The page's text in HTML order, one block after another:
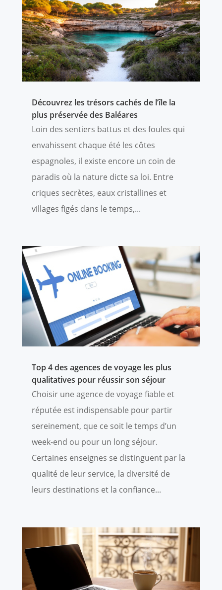
Découvrez les trésors cachés de l’île la
plus préservée des Baléares
Loin des sentiers battus et des foules qui
envahissent chaque été les côtes
espagnoles, il existe encore un coin de
paradis où la nature dicte sa loi. Entre
criques secrètes, eaux cristallines et
villages figés dans le temps,...
Top 4 des agences de voyage les plus
qualitatives pour réussir son séjour
Choisir une agence de voyage fiable et
réputée est indispensable pour partir
sereinement, que ce soit le temps d’un
week-end ou pour un long séjour.
Certaines enseignes se distinguent par la
qualité de leur service, la diversité de
leurs destinations et la confiance...